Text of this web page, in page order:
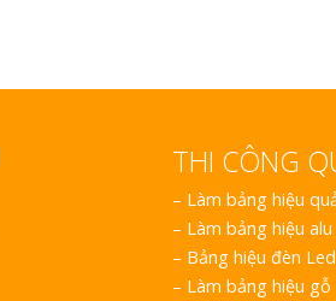
THI CÔNG
– Làm bảng hiệu
– Làm bảng hiệu alu
– Bảng hiệu đèn Led
– Làm bảng hiệu gỗ